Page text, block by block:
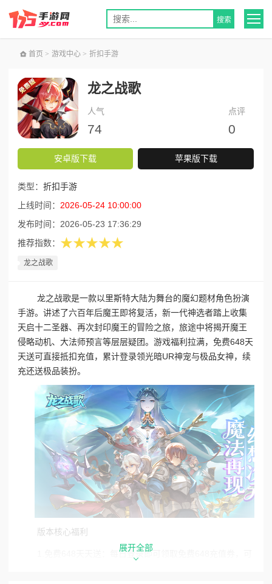
首页 > 游戏中心 > 折扣手游
龙之战歌
人气
74
点评
0
安卓版下载 苹果版下载
类型： 折扣手游
上线时间： 2026-05-24 10:00:00
发布时间： 2026-05-23 17:36:29
推荐指数： ★★★★★
龙之战歌
龙之战歌是一款以里斯特大陆为舞台的魔幻题材角色扮演
手游。讲述了六百年后魔王即将复活，新一代神选者踏上收集
天启十二圣器、再次封印魔王的冒险之旅，旅途中将揭开魔王
侵略动机、大法师预言等层层疑团。游戏福利拉满，免费648天
天送可直接抵扣充值，累计登录领光暗UR神宠与极品女神，续
充还送极品装扮。
版本核心福利
1.免费648天天送：每日登录即可领取免费648充值券，可
展开全部